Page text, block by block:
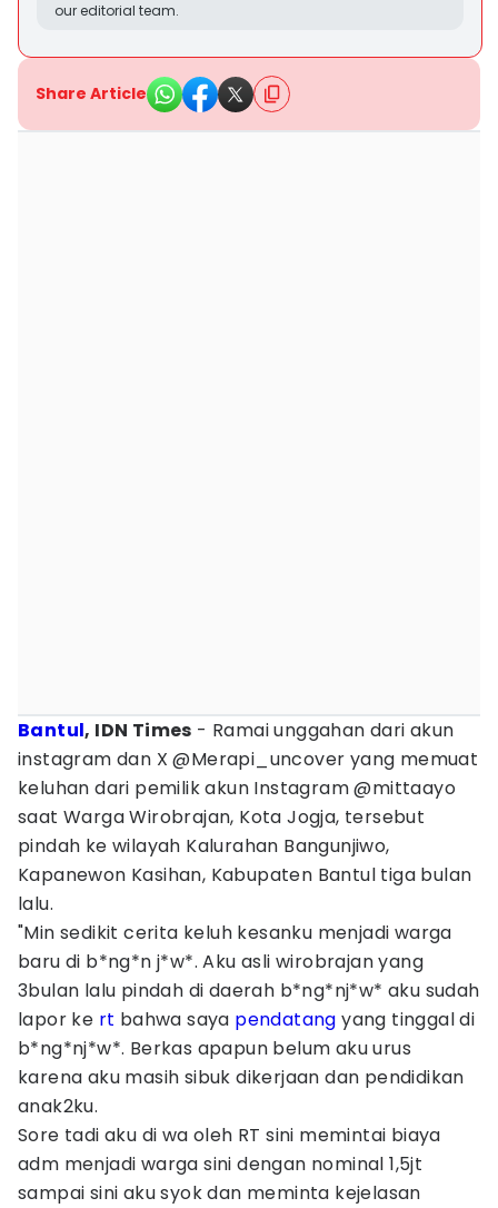
our editorial team.
Share Article
Bantul, IDN Times - Ramai unggahan dari akun
instagram dan X @Merapi_uncover yang memuat
keluhan dari pemilik akun Instagram @mittaayo
saat Warga Wirobrajan, Kota Jogja, tersebut
pindah ke wilayah Kalurahan Bangunjiwo,
Kapanewon Kasihan, Kabupaten Bantul tiga bulan
lalu.
"Min sedikit cerita keluh kesanku menjadi warga
baru di b*ng*n j*w*. Aku asli wirobrajan yang
3bulan lalu pindah di daerah b*ng*nj*w* aku sudah
lapor ke rt bahwa saya pendatang yang tinggal di
b*ng*nj*w*. Berkas apapun belum aku urus
karena aku masih sibuk dikerjaan dan pendidikan
anak2ku.
Sore tadi aku di wa oleh RT sini memintai biaya
adm menjadi warga sini dengan nominal 1,5jt
sampai sini aku syok dan meminta kejelasan